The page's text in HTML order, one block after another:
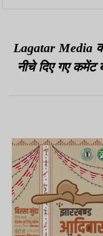
16.86 करोड़ की मिली
Lagatar Media
नीचे दिए गए कमेंट